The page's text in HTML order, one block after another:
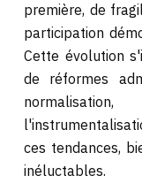
première, de
participation
Cette évolution
de réformes
ces tendances,
inéluctables.